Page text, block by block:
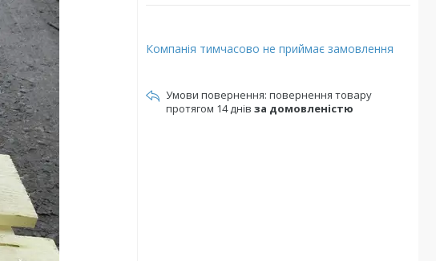
Компанія тимчасово не приймає замовлення
повернення товару
протягом 14 днів за домовленістю